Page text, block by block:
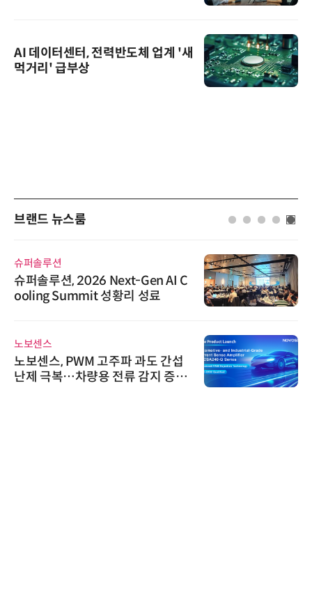
AI 데이터센터, 전력반도체 업계 '새
먹거리' 급부상
브랜드 뉴스룸
솔루션
솔루션, 2026 Next-Gen AI C
Summit 성황리 성료
센스
센스, PWM 고주파 과도 간섭
극복…차량용 전류 감지 증폭
시큐
시큐
흥원
정
다래
다래
026'
스